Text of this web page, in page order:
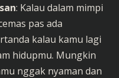
: Kalau dalam mimpi
pas ada
kalau kamu lagi
hidupmu. Mungkin
nggak nyaman dan